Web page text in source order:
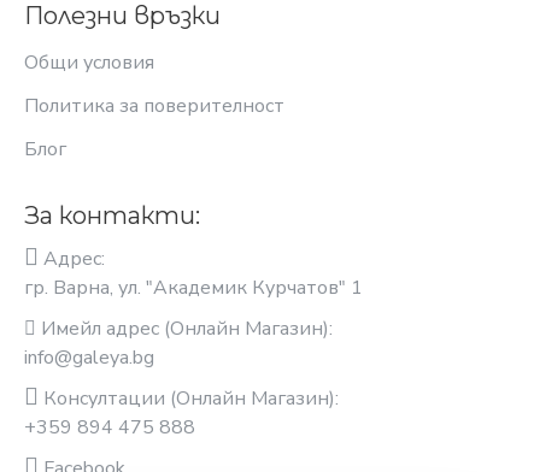
Полезни връзки
Общи условия
Политика за поверителност
Блог
За контакти:
Адрес:
гр. Варна, ул. "Академик Курчатов" 1
Имейл адрес (Онлайн Магазин):
info@galeya.bg
Консултации (Онлайн Магазин):
+359 894 475 888